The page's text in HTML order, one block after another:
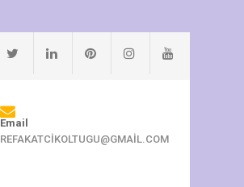
Email
REFAKATCIKOLTUGU@GMAIL.COM